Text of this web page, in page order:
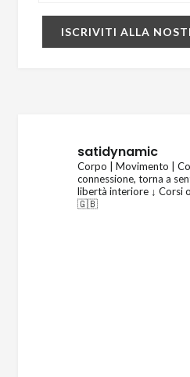
satidynamic
Corpo | Movimento |
connessione, torna a
libertà interiore↓ Corsi
🇬🇧